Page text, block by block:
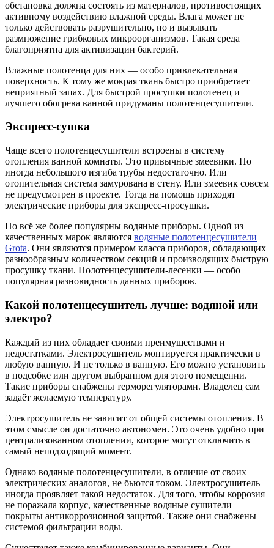
обстановка должна состоять из материалов, противостоящих
активному воздействию влажной среды. Влага может не
только действовать разрушительно, но и вызывать
размножение грибковых микроорганизмов. Такая среда
благоприятна для активизации бактерий.
Влажные полотенца для них — особо привлекательная
поверхность. К тому же мокрая ткань быстро приобретает
неприятный запах. Для быстрой просушки полотенец и
лучшего обогрева ванной придуманы полотенцесушители.
Экспресс-сушка
Чаще всего полотенцесушители встроены в систему
отопления ванной комнаты. Это привычные змеевики. Но
иногда небольшого изгиба трубы недостаточно. Или
отопительная система замурована в стену. Или змеевик совсем
не предусмотрен в проекте. Тогда на помощь приходят
электрические приборы для экспресс-просушки.
Но всё же более популярны водяные приборы. Одной из
качественных марок являются водяные полотенцесушители
Grota. Они являются примером класса приборов, обладающих
разнообразным количеством секций и производящих быструю
просушку ткани. Полотенцесушители-лесенки — особо
популярная разновидность данных приборов.
Какой полотенцесушитель лучше: водяной или
электро?
Каждый из них обладает своими преимуществами и
недостатками. Электросушитель монтируется практически в
любую ванную. И не только в ванную. Его можно установить
в подсобке или другом выбранном для этого помещении.
Такие приборы снабжены терморегуляторами. Владелец сам
задаёт желаемую температуру.
Электросушитель не зависит от общей системы отопления. В
этом смысле он достаточно автономен. Это очень удобно при
централизованном отоплении, которое могут отключить в
самый неподходящий момент.
Однако водяные полотенцесушители, в отличие от своих
электрических аналогов, не бьются током. Электросушитель
иногда проявляет такой недостаток. Для того, чтобы коррозия
не поражала корпус, качественные водяные сушители
покрыты антикоррозионной защитой. Также они снабжены
системой фильтрации воды.